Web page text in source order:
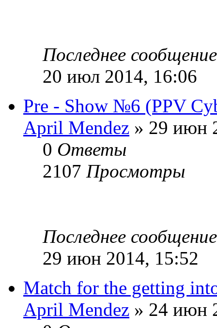
Последнее
20 июл 2014, 16:06
Pre - Show №6 (PPV
April Mendez » 29 июн
0 Ответы
2107 Просмотры
Последнее
29 июн 2014, 15:52
Match for the getting
April Mendez » 24 июн